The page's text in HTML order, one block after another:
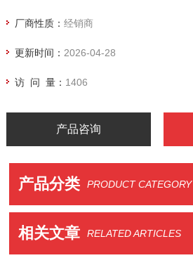
厂商性质： 经销商
更新时间： 2026-04-28
访 问 量： 1406
产品咨询
产品分类 PRODUCT CATEGORY
相关文章 RELATED ARTICLES